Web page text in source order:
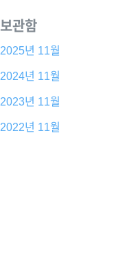
보관함
2025년 11월
2024년 11월
2023년 11월
2022년 11월